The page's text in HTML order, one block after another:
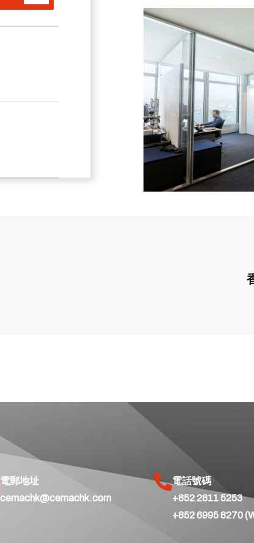
電郵地址
cemachk@cemachk.com
電話號碼
+852 2811 5253
+852 6995 8270